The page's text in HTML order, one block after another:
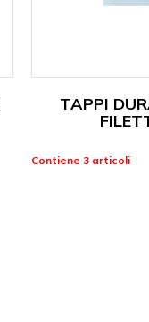
TAPPI
Contiene 3 articoli